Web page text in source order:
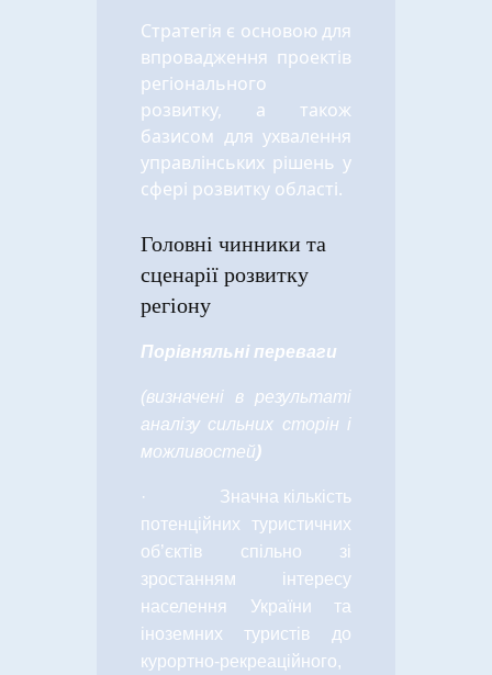
Стратегія є основою для
впровадження проектів
регіонального
розвитку, а також
базисом для ухвалення
управлінських рішень у
сфері розвитку області.
Головні чинники та
сценарії розвитку
регіону
Порівняльні переваги
(визначені в результаті
аналізу сильних сторін і
можливостей)
·
Значна кількість
потенційних туристичних
об’єктів спільно зі
зростанням інтересу
населення України та
іноземних туристів до
курортно-рекреаційного,